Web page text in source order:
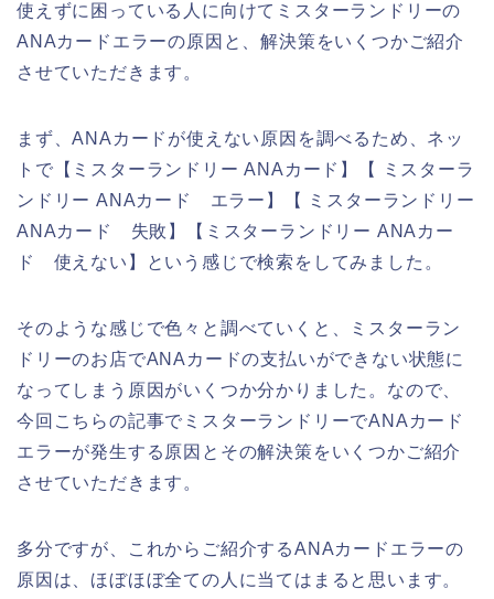
使えずに困っている人に向けてミスターランドリーの
ANAカードエラーの原因と、解決策をいくつかご紹介
させていただきます。
まず、ANAカードが使えない原因を調べるため、ネッ
トで【ミスターランドリー ANAカード】【 ミスターラ
ンドリー ANAカード エラー】【 ミスターランドリー
ANAカード 失敗】【ミスターランドリー ANAカー
ド 使えない】という感じで検索をしてみました。
そのような感じで色々と調べていくと、ミスターラン
ドリーのお店でANAカードの支払いができない状態に
なってしまう原因がいくつか分かりました。なので、
今回こちらの記事でミスターランドリーでANAカード
エラーが発生する原因とその解決策をいくつかご紹介
させていただきます。
多分ですが、これからご紹介するANAカードエラーの
原因は、ほぼほぼ全ての人に当てはまると思います。